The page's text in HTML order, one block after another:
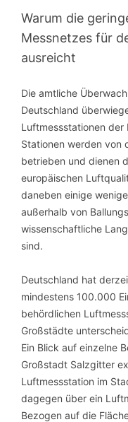
Warum die
Messnetzes für
ausreicht
Die amtliche
Deutschland
Luftmessstationen der
Stationen werden von
betrieben und dienen
europäischen
daneben einige
außerhalb von
wissenschaftliche
sind.
Deutschland hat
mindestens 100.000
behördlichen
Großstädte
Ein Blick auf einzelne
Großstadt Salzgitter
Luftmessstation im
dagegen über ein
Bezogen auf die